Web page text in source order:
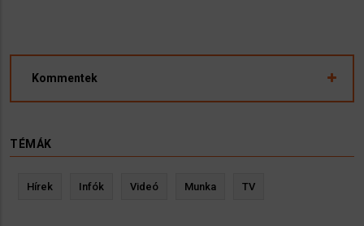
Kommentek
TÉMÁK
Hírek Infók Videó Munka TV